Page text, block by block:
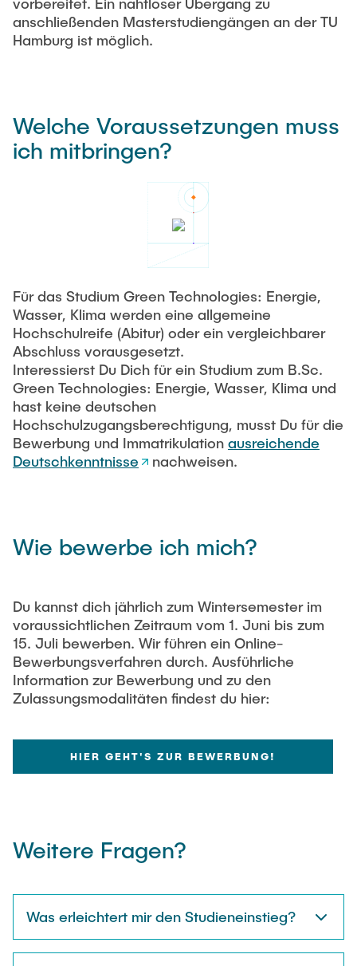
anschließenden Masterstudiengängen an der TU
Hamburg ist möglich.
Welche Voraussetzungen muss
ich mitbringen?
Für das Studium Green Technologies: Energie,
Wasser, Klima werden eine allgemeine
Hochschulreife (Abitur) oder ein vergleichbarer
Abschluss vorausgesetzt.
Interessierst Du Dich für ein Studium zum B.Sc.
Green Technologies: Energie, Wasser, Klima und
hast keine deutschen
Hochschulzugangsberechtigung, musst Du für die
Bewerbung und Immatrikulation ausreichende
Deutschkenntnisse
nachweisen.
Wie bewerbe ich mich?
Du kannst dich jährlich zum Wintersemester im
voraussichtlichen Zeitraum vom 1. Juni bis zum
15. Juli bewerben. Wir führen ein Online-
Bewerbungsverfahren durch. Ausführliche
Information zur Bewerbung und zu den
Zulassungsmodalitäten findest du hier:
HIER GEHT'S ZUR BEWERBUNG!
Weitere Fragen?
Was erleichtert mir den Studieneinstieg?